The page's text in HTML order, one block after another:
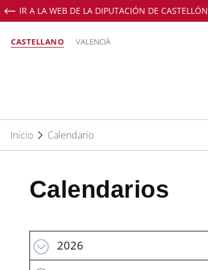
IR A LA WEB DE LA DIPUTACIÓN DE CASTELLÓN
CASTELLANO VALENCIÀ
Inicio
Calendario
Calendarios
2026